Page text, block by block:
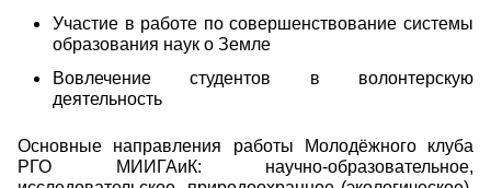
Участие в работе по совершенствование системы
образования наук о Земле
Вовлечение студентов в волонтерскую
деятельность
Основные направления работы Молодёжного клуба
РГО МИИГАиК: научно-образовательное,